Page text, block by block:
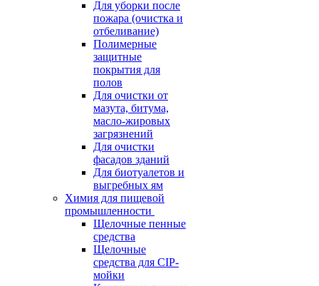
Для уборки после
пожара (очистка и
отбеливание)
Полимерные
защитные
покрытия для
полов
Для очистки от
мазута, битума,
масло-жировых
загрязнений
Для очистки
фасадов зданий
Для биотуалетов и
выгребных ям
Химия для пищевой
промышленности
Щелочные пенные
средства
Щелочные
средства для CIP-
мойки